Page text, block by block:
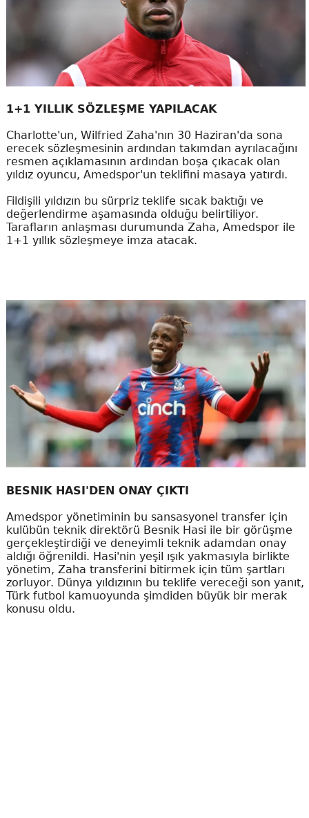
1+1 YILLIK SÖZLEŞME YAPILACAK
Charlotte'un, Wilfried Zaha'nın 30 Haziran'da sona
erecek sözleşmesinin ardından takımdan ayrılacağını
resmen açıklamasının ardından boşa çıkacak olan
yıldız oyuncu, Amedspor'un teklifini masaya yatırdı.
Fildişili yıldızın bu sürpriz teklife sıcak baktığı ve
değerlendirme aşamasında olduğu belirtiliyor.
Tarafların anlaşması durumunda Zaha, Amedspor ile
1+1 yıllık sözleşmeye imza atacak.
BESNIK HASI'DEN ONAY ÇIKTI
Amedspor yönetiminin bu sansasyonel transfer için
kulübün teknik direktörü Besnik Hasi ile bir görüşme
gerçekleştirdiği ve deneyimli teknik adamdan onay
aldığı öğrenildi. Hasi'nin yeşil ışık yakmasıyla birlikte
yönetim, Zaha transferini bitirmek için tüm şartları
zorluyor. Dünya yıldızının bu teklife vereceği son yanıt,
Türk futbol kamuoyunda şimdiden büyük bir merak
konusu oldu.